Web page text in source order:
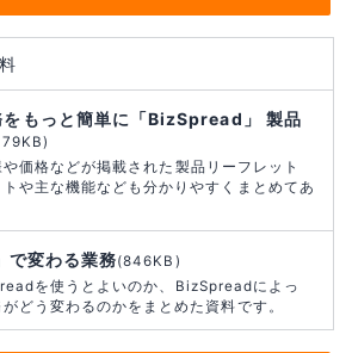
をもっと簡単に「BizSpread」 製品
価格などが掲載された製品リーフレット
や主な機能なども分かりやすくまとめてあ
で変わる業務(846KB)
を使うとよいのか、BizSpreadによっ
どう変わるのかをまとめた資料です。